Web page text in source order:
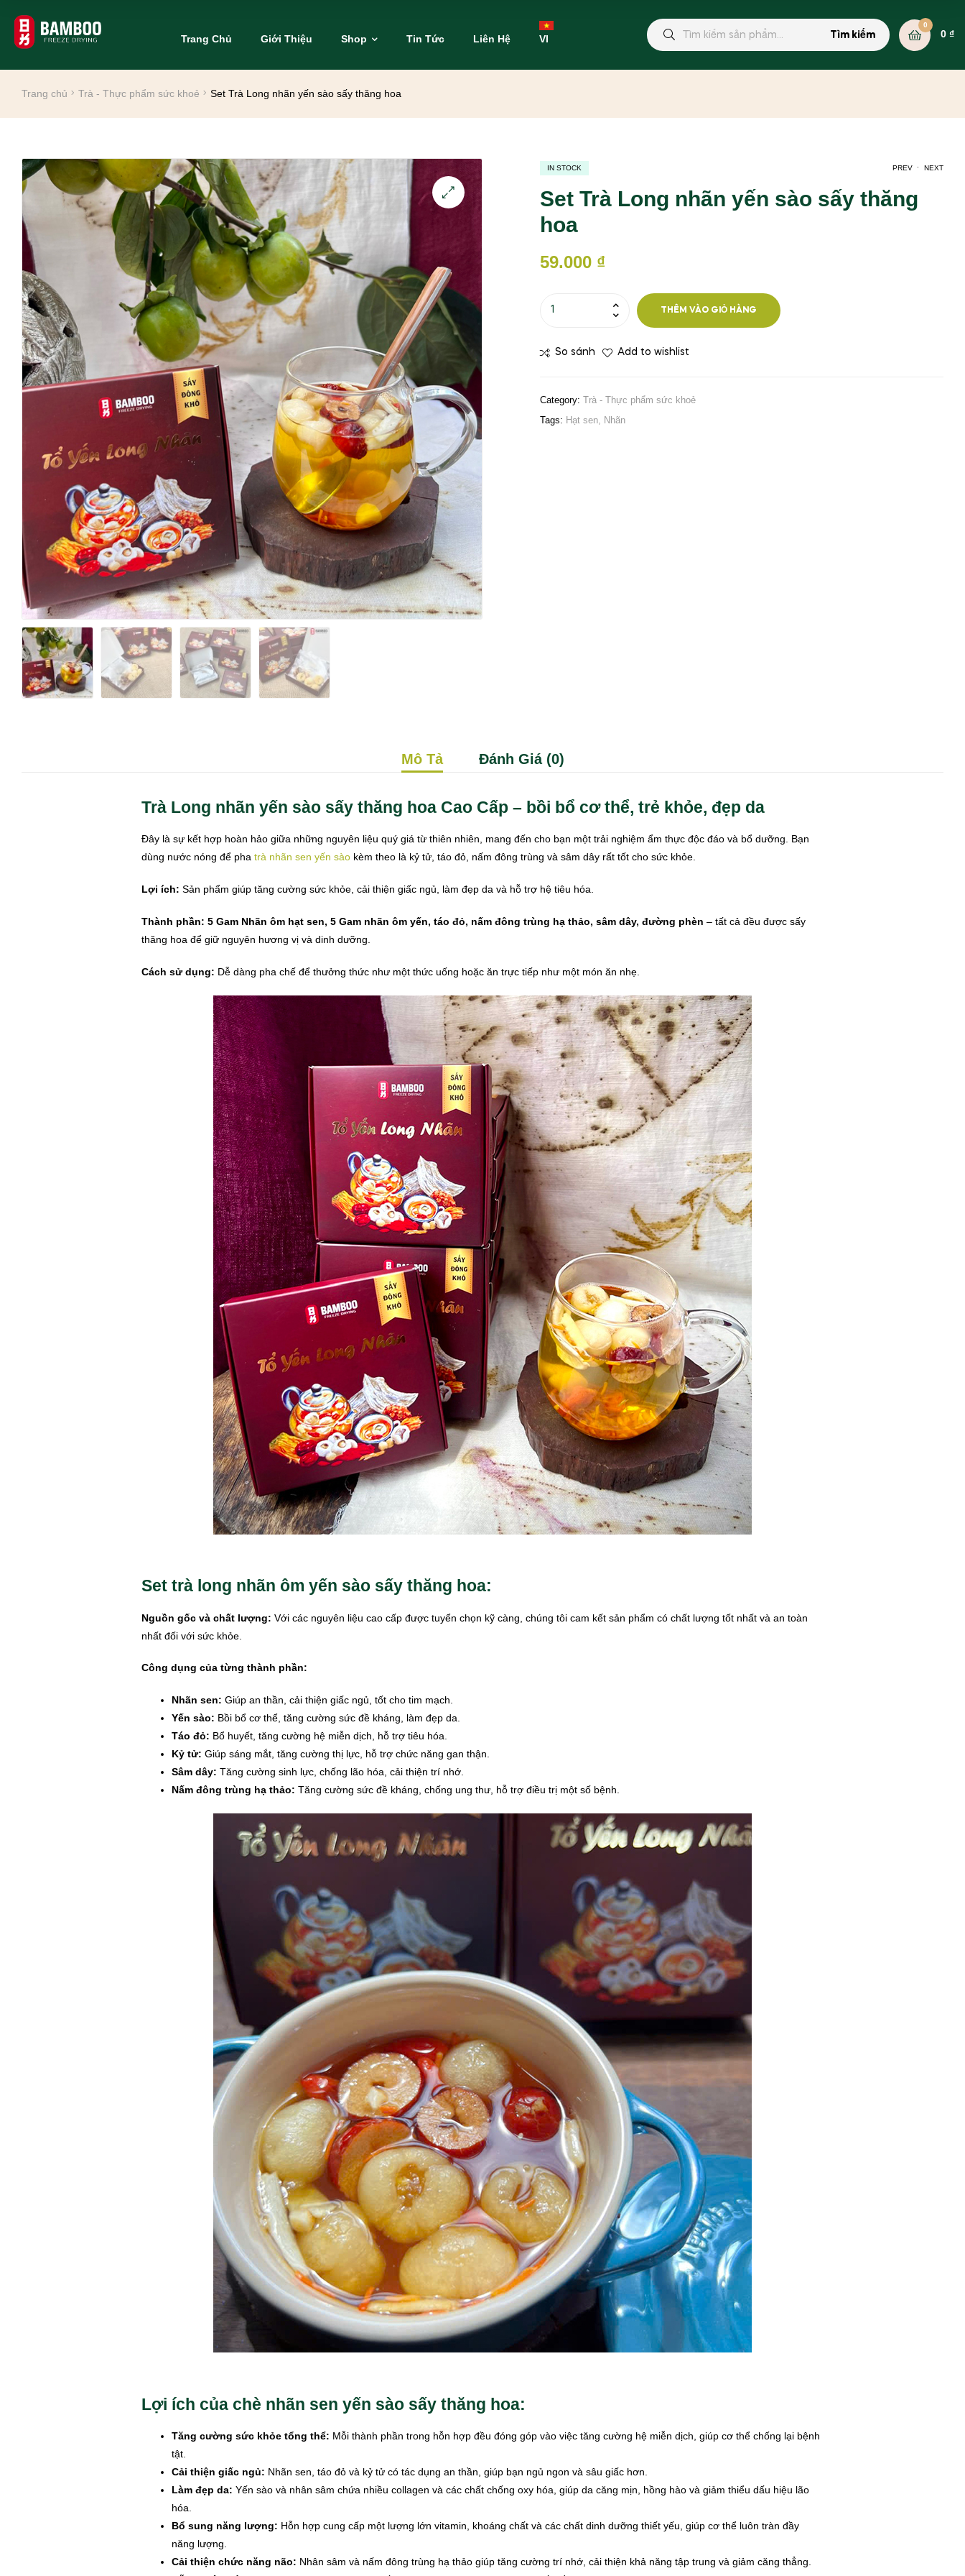
Trang Chủ Giới Thiệu Shop Tin Tức Liên Hệ VI Tìm kiếm
0
0 ₫
Trang chủ Trà - Thực phẩm sức khoẻ Set Trà Long nhãn yến sào sấy thăng hoa
PREV NEXT
IN STOCK
Set Trà Long nhãn yến sào sấy thăng
hoa
59.000 ₫
THÊM VÀO GIỎ HÀNG
So sánh Add to wishlist
Category: Trà - Thực phẩm sức khoẻ
Tags: Hạt sen, Nhãn
Mô Tả Đánh Giá (0)
Trà Long nhãn yến sào sấy thăng hoa Cao Cấp – bồi bổ cơ thể, trẻ khỏe, đẹp da
Đây là sự kết hợp hoàn hảo giữa những nguyên liệu quý giá từ thiên nhiên, mang đến cho bạn một trải nghiệm ẩm thực độc đáo và bổ dưỡng. Bạn
dùng nước nóng để pha trà nhãn sen yến sào kèm theo là kỷ tử, táo đỏ, nấm đông trùng và sâm dây rất tốt cho sức khỏe.
Lợi ích: Sản phẩm giúp tăng cường sức khỏe, cải thiện giấc ngủ, làm đẹp da và hỗ trợ hệ tiêu hóa.
Thành phần: 5 Gam Nhãn ôm hạt sen, 5 Gam nhãn ôm yến, táo đỏ, nấm đông trùng hạ thảo, sâm dây, đường phèn – tất cả đều được sấy
thăng hoa để giữ nguyên hương vị và dinh dưỡng.
Cách sử dụng: Dễ dàng pha chế để thưởng thức như một thức uống hoặc ăn trực tiếp như một món ăn nhẹ.
Set trà long nhãn ôm yến sào sấy thăng hoa:
Nguồn gốc và chất lượng: Với các nguyên liệu cao cấp được tuyển chọn kỹ càng, chúng tôi cam kết sản phẩm có chất lượng tốt nhất và an toàn
nhất đối với sức khỏe.
Công dụng của từng thành phần:
Nhãn sen: Giúp an thần, cải thiện giấc ngủ, tốt cho tim mạch.
Yến sào: Bồi bổ cơ thể, tăng cường sức đề kháng, làm đẹp da.
Táo đỏ: Bổ huyết, tăng cường hệ miễn dịch, hỗ trợ tiêu hóa.
Kỷ tử: Giúp sáng mắt, tăng cường thị lực, hỗ trợ chức năng gan thận.
Sâm dây: Tăng cường sinh lực, chống lão hóa, cải thiện trí nhớ.
Nấm đông trùng hạ thảo: Tăng cường sức đề kháng, chống ung thư, hỗ trợ điều trị một số bệnh.
Lợi ích của chè nhãn sen yến sào sấy thăng hoa:
Tăng cường sức khỏe tổng thể: Mỗi thành phần trong hỗn hợp đều đóng góp vào việc tăng cường hệ miễn dịch, giúp cơ thể chống lại bệnh
tật.
Cải thiện giấc ngủ: Nhãn sen, táo đỏ và kỷ tử có tác dụng an thần, giúp bạn ngủ ngon và sâu giấc hơn.
Làm đẹp da: Yến sào và nhân sâm chứa nhiều collagen và các chất chống oxy hóa, giúp da căng mịn, hồng hào và giảm thiểu dấu hiệu lão
hóa.
Bổ sung năng lượng: Hỗn hợp cung cấp một lượng lớn vitamin, khoáng chất và các chất dinh dưỡng thiết yếu, giúp cơ thể luôn tràn đầy
năng lượng.
Cải thiện chức năng não: Nhân sâm và nấm đông trùng hạ thảo giúp tăng cường trí nhớ, cải thiện khả năng tập trung và giảm căng thẳng.